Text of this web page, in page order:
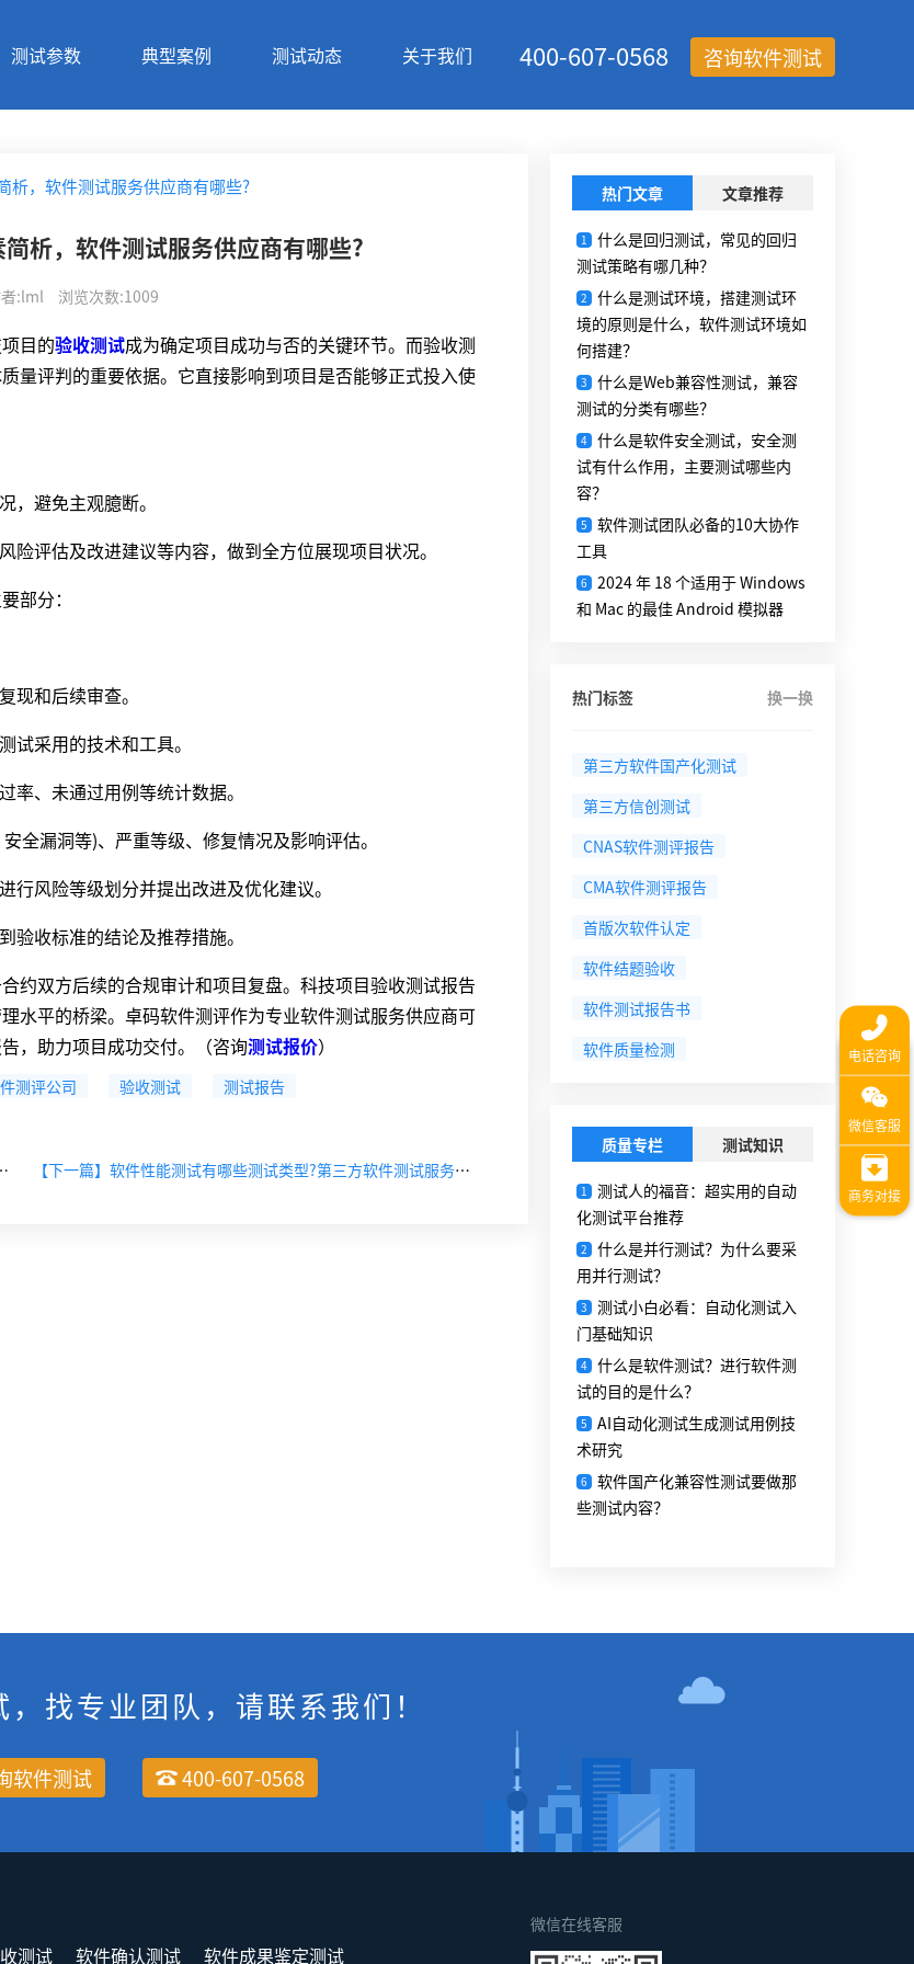
测试参数 典型案例 测试动态 关于我们 咨询软件测试
400-607-0568
析，软件测试服务供应商有哪些?
析，软件测试服务供应商有哪些?
:lml 浏览次数:1009
目的验收测试成为确定项目成功与否的关键环节。而验收测
量评判的重要依据。它直接影响到项目是否能够正式投入使
避免主观臆断。
评估及改进建议等内容，做到全方位展现项目状况。
部分：
和后续审查。
采用的技术和工具。
、未通过用例等统计数据。
漏洞等)、严重等级、修复情况及影响评估。
风险等级划分并提出改进及优化建议。
收标准的结论及推荐措施。
双方后续的合规审计和项目复盘。科技项目验收测试报告
平的桥梁。卓码软件测评作为专业软件测试服务供应商可
，助力项目成功交付。（咨询测试报价）
测评公司 验收测试 测试报告
测试报告有哪些内容? 【下一篇】软件性能测试有哪些测试类型?第三方软件测试服务公司推荐
热门文章 文章推荐
1
什么是回归测试，常见的回归
测试策略有哪几种？
2
什么是测试环境，搭建测试环
境的原则是什么，软件测试环境如
何搭建？
3
什么是Web兼容性测试，兼容
测试的分类有哪些？
4 什么是软件安全测试，安全测
试有什么作用，主要测试哪些内
容？
5
软件测试团队必备的10大协作
工具
6
2024 年 18 个适用于 Windows
和 Mac 的最佳 Android 模拟器
热门标签 换一换
第三方软件国产化测试
第三方信创测试
CNAS软件测评报告
CMA软件测评报告
首版次软件认定
软件结题验收
软件测试报告书
软件质量检测
质量专栏 测试知识
1
测试人的福音：超实用的自动
化测试平台推荐
2
什么是并行测试？为什么要采
用并行测试？
3
测试小白必看：自动化测试入
门基础知识
4 什么是软件测试？进行软件测
试的目的是什么？
5
AI自动化测试生成测试用例技
术研究
6
软件国产化兼容性测试要做那
些测试内容？
找专业团队，请联系我们！
软件测试 400-607-0568
测试 软件确认测试 软件成果鉴定测试
微信在线客服